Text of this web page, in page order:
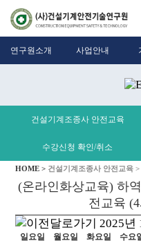
연구원소개 사업안내
건설기계조종사 안전교육
수강신청 확인/취소
HOME > 건설기계조종사 안전교육 >
(온라인화상교육) 하
전교육
2025년
일요일 월요일 화요일 수요